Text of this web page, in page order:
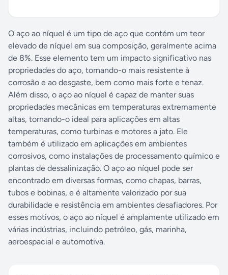
O aço ao níquel é um tipo de aço que contém um teor
elevado de níquel em sua composição, geralmente acima
de 8%. Esse elemento tem um impacto significativo nas
propriedades do aço, tornando-o mais resistente à
corrosão e ao desgaste, bem como mais forte e tenaz.
Além disso, o aço ao níquel é capaz de manter suas
propriedades mecânicas em temperaturas extremamente
altas, tornando-o ideal para aplicações em altas
temperaturas, como turbinas e motores a jato. Ele
também é utilizado em aplicações em ambientes
corrosivos, como instalações de processamento químico e
plantas de dessalinização. O aço ao níquel pode ser
encontrado em diversas formas, como chapas, barras,
tubos e bobinas, e é altamente valorizado por sua
durabilidade e resistência em ambientes desafiadores. Por
esses motivos, o aço ao níquel é amplamente utilizado em
várias indústrias, incluindo petróleo, gás, marinha,
aeroespacial e automotiva.